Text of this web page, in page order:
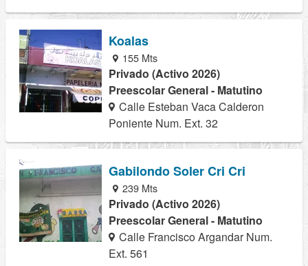
Koalas
155 Mts
Privado (Activo 2026)
Preescolar General - Matutino
Calle Esteban Vaca Calderon
Poniente Num. Ext. 32
Gabilondo Soler Cri Cri
239 Mts
Privado (Activo 2026)
Preescolar General - Matutino
Calle Francisco Argandar Num.
Ext. 561